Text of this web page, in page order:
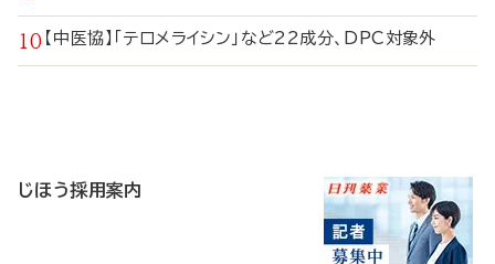
【中医協】「テロメライシン」など22成分、DPC対象外
じほう採用案内